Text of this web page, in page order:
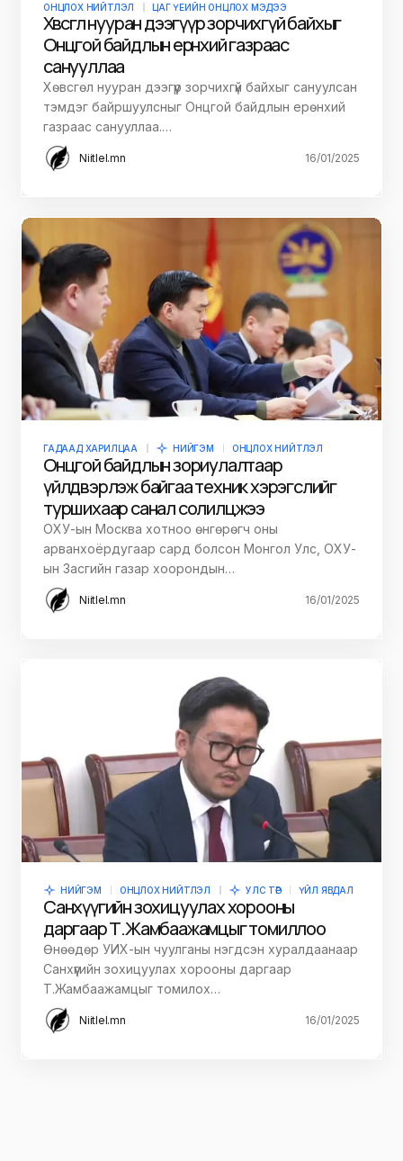
ОНЦЛОХ НИЙТЛЭЛ ЦАГ ҮЕИЙН ОНЦЛОХ МЭДЭЭ
Хөвсгөл нууран дээгүүр зорчихгүй байхыг
Онцгой байдлын ерөнхий газраас
санууллаа
Хөвсгөл нууран дээгүүр зорчихгүй байхыг сануулсан
тэмдэг байршуулсныг Онцгой байдлын ерөнхий
газраас санууллаа.…
Niitlel.mn 16/01/2025
ГАДААД ХАРИЛЦАА НИЙГЭМ ОНЦЛОХ НИЙТЛЭЛ
Онцгой байдлын зориулалтаар
үйлдвэрлэж байгаа техник хэрэгслийг
туршихаар санал солилцжээ
ОХУ-ын Москва хотноо өнгөрөгч оны
арванхоёрдугаар сард болсон Монгол Улс, ОХУ-
ын Засгийн газар хоорондын…
Niitlel.mn 16/01/2025
НИЙГЭМ ОНЦЛОХ НИЙТЛЭЛ УЛС ТӨР ҮЙЛ ЯВДАЛ
Санхүүгийн зохицуулах хорооны
даргаар Т.Жамбаажамцыг томиллоо
Өнөөдөр УИХ-ын чуулганы нэгдсэн хуралдаанаар
Санхүүгийн зохицуулах хорооны даргаар
Т.Жамбаажамцыг томилох…
Niitlel.mn 16/01/2025